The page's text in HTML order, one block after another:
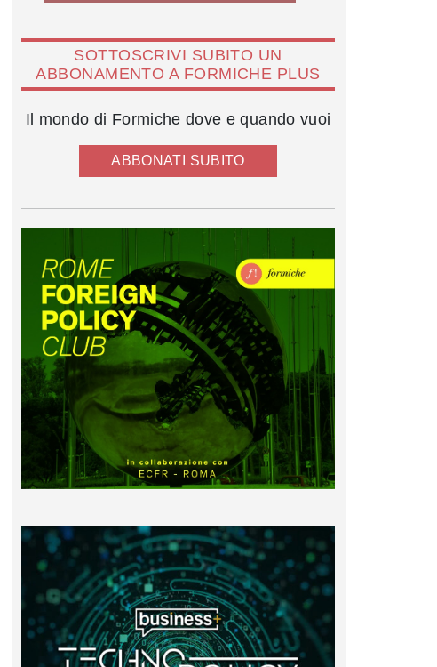
SOTTOSCRIVI SUBITO UN
ABBONAMENTO A FORMICHE PLUS
Il mondo di Formiche dove e quando vuoi
ABBONATI SUBITO